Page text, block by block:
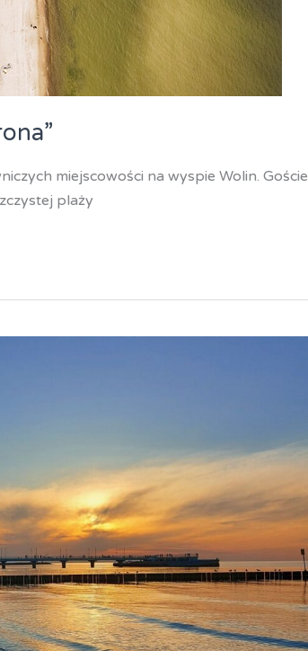
miejscowości na wyspie Wolin. Goście
plaży